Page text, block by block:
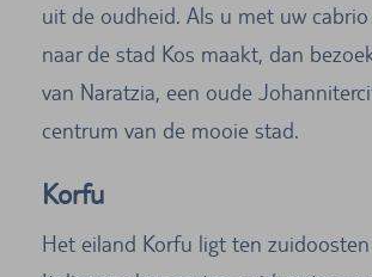
uit de oudheid. Als u met uw
naar de stad Kos maakt, dan
van Naratzia, een oude
centrum van de mooie stad.
Korfu
Het eiland Korfu ligt ten